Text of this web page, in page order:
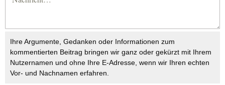
Ihre Argumente, Gedanken oder Informationen zum
kommentierten Beitrag bringen wir ganz oder gekürzt mit Ihrem
Nutzernamen und ohne Ihre E-Adresse, wenn wir Ihren echten
Vor- und Nachnamen erfahren.